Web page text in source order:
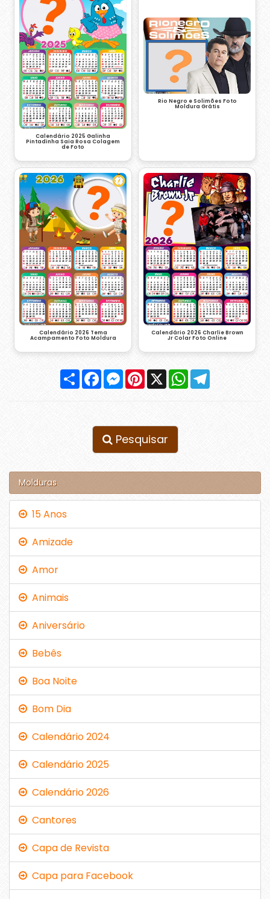
Calendário 2025 Galinha
Pintadinha Saia Rosa Colagem
de Foto
Rio Negro e Solimões Foto
Moldura Grátis
Calendário 2026 Tema
Acampamento Foto Moldura
Calendário 2026 Charlie Brown
Jr Colar Foto Online
Compartilhar
FacebookMessenger
Pinterest
X WhatsApp
Pesquisar
Molduras
15 Anos
Amizade
Amor
Animais
Aniversário
Bebês
Boa Noite
Bom Dia
Calendário 2024
Calendário 2025
Calendário 2026
Cantores
Capa de Revista
Capa para Facebook